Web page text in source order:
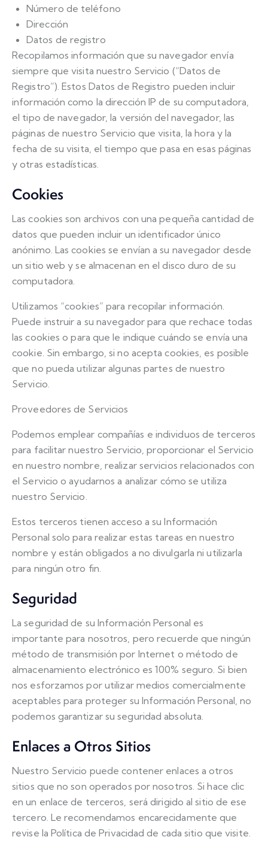
Número de teléfono
Dirección
Datos de registro
Recopilamos información que su navegador envía
siempre que visita nuestro Servicio (“Datos de
Registro”). Estos Datos de Registro pueden incluir
información como la dirección IP de su computadora,
el tipo de navegador, la versión del navegador, las
páginas de nuestro Servicio que visita, la hora y la
fecha de su visita, el tiempo que pasa en esas páginas
y otras estadísticas.
Cookies
Las cookies son archivos con una pequeña cantidad de
datos que pueden incluir un identificador único
anónimo. Las cookies se envían a su navegador desde
un sitio web y se almacenan en el disco duro de su
computadora.
Utilizamos “cookies” para recopilar información.
Puede instruir a su navegador para que rechace todas
las cookies o para que le indique cuándo se envía una
cookie. Sin embargo, si no acepta cookies, es posible
que no pueda utilizar algunas partes de nuestro
Servicio.
Proveedores de Servicios
Podemos emplear compañías e individuos de terceros
para facilitar nuestro Servicio, proporcionar el Servicio
en nuestro nombre, realizar servicios relacionados con
el Servicio o ayudarnos a analizar cómo se utiliza
nuestro Servicio.
Estos terceros tienen acceso a su Información
Personal solo para realizar estas tareas en nuestro
nombre y están obligados a no divulgarla ni utilizarla
para ningún otro fin.
Seguridad
La seguridad de su Información Personal es
importante para nosotros, pero recuerde que ningún
método de transmisión por Internet o método de
almacenamiento electrónico es 100% seguro. Si bien
nos esforzamos por utilizar medios comercialmente
aceptables para proteger su Información Personal, no
podemos garantizar su seguridad absoluta.
Enlaces a Otros Sitios
Nuestro Servicio puede contener enlaces a otros
sitios que no son operados por nosotros. Si hace clic
en un enlace de terceros, será dirigido al sitio de ese
tercero. Le recomendamos encarecidamente que
revise la Política de Privacidad de cada sitio que visite.